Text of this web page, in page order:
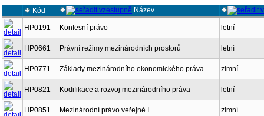
Kód Název
HP0191 Konfesní právo letní
HP0661 Právní režimy mezinárodních prostorů letní
HP0771 Základy mezinárodního ekonomického práva zimní
HP0821 Kodifikace a rozvoj mezinárodního práva letní
HP0851 Mezinárodní právo veřejné I zimní